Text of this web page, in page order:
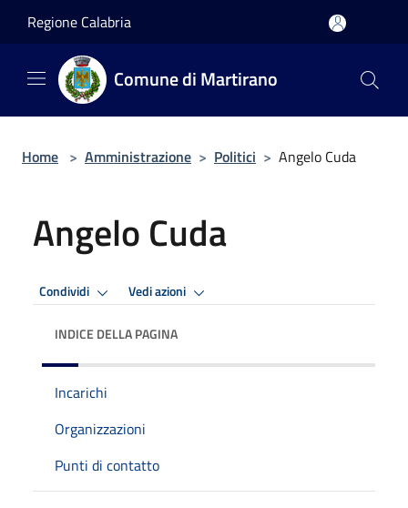
Regione Calabria
Comune di Martirano
Home > Amministrazione > Politici > Angelo Cuda
Angelo Cuda
Condividi Vedi azioni
INDICE DELLA PAGINA
Incarichi
Organizzazioni
Punti di contatto